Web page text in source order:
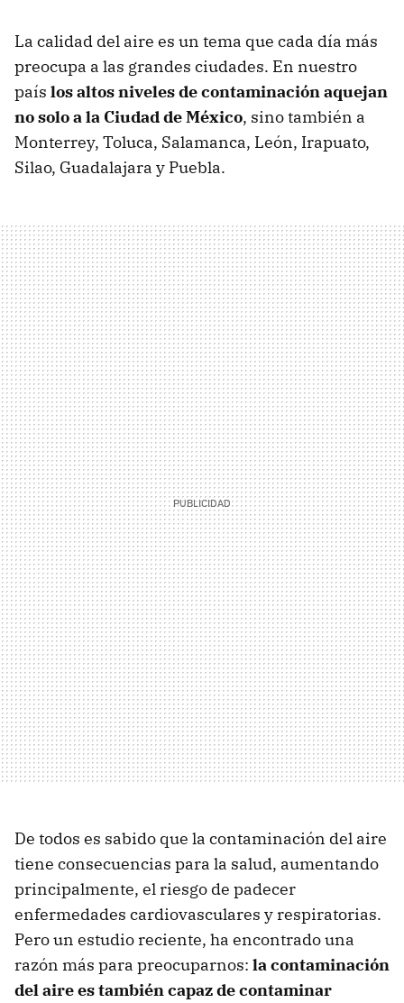
La calidad del aire es un tema que cada día más
preocupa a las grandes ciudades. En nuestro
país los altos niveles de contaminación aquejan
no solo a la Ciudad de México, sino también a
Monterrey, Toluca, Salamanca, León, Irapuato,
Silao, Guadalajara y Puebla.
De todos es sabido que la contaminación del aire
tiene consecuencias para la salud, aumentando
principalmente, el riesgo de padecer
enfermedades cardiovasculares y respiratorias.
Pero un estudio reciente, ha encontrado una
razón más para preocuparnos: la contaminación
del aire es también capaz de contaminar